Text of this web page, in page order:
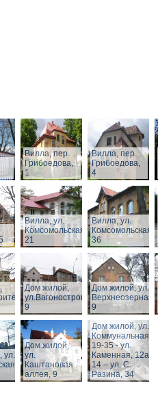
Вилла, пер.
Грибоедова,
1
Вилла, пер.
Грибоедова,
4
Вилла, ул.
Комсомольская,
21
Вилла, ул.
Комсомольская,
36
Дом жилой,
ул.Вагоностроительная,
9
Дом жилой, ул.
Верхнеозерная,
9
ул.
Дом жилой,
ул.
Каштановая
аллея, 9
Дом жилой, ул.
Коммунальная,
19-35 - ул.
Каменная, 12а,
14 – ул. С.
Разина, 34